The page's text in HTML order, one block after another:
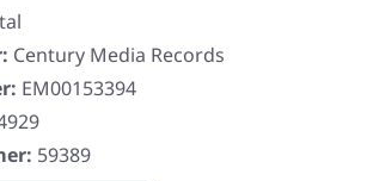
Century Media Records
EM00153394
59389